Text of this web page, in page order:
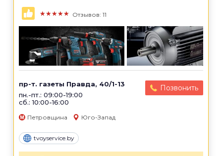
★★★★★ Отзывов: 11
пр-т. газеты Правда, 40/1-13
пн.-пт.: 09:00-19:00
сб.: 10:00-16:00
Позвонить
Петровщина Юго-Запад
tvoyservice.by